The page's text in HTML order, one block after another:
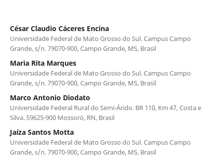
César Claudio Cáceres Encina
Universidade Federal de Mato Grosso do Sul. Campus Campo
Grande, s/n. 79070-900, Campo Grande, MS, Brasil
Maria Rita Marques
Universidade Federal de Mato Grosso do Sul. Campus Campo
Grande, s/n. 79070-900, Campo Grande, MS, Brasil
Marco Antonio Diodato
Universidade Federal Rural do Semi-Árido. BR 110, Km 47, Costa e
Silva. 59625-900 Mossoró, RN, Brasil
Jaíza Santos Motta
Universidade Federal de Mato Grosso do Sul. Campus Campo
Grande, s/n. 79070-900, Campo Grande, MS, Brasil